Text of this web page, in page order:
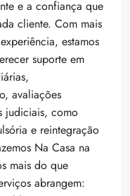
e a confiança que
cliente. Com mais
estamos
suporte em
avaliações
judiciais, como
e reintegração
Na Casa na
mais do que
abrangem: